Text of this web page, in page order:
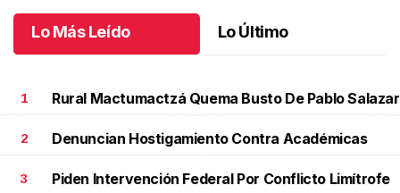
Lo Más Leído Lo Último
1 Rural Mactumactzá Quema Busto De Pablo Salazar
2 Denuncian Hostigamiento Contra Académicas
3 Piden Intervención Federal Por Conflicto Limítrofe